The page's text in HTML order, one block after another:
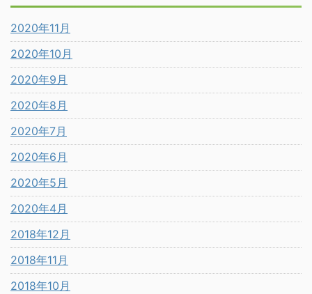
2020年11月
2020年10月
2020年9月
2020年8月
2020年7月
2020年6月
2020年5月
2020年4月
2018年12月
2018年11月
2018年10月